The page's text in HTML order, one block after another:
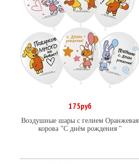
В корзину
175руб
Воздушные шары с гелием Оранжевая
корова "С днём рождения "